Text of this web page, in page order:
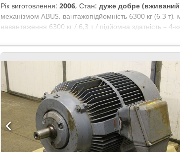
Рік виготовлення: 2006, Стан: дуже добре
механізмом ABUS, вантажопідйомність 6300 кг (6,3
навантаження 6300 кг / 6,3 т / підйомна здатність –
приблизно 30 см (регулюється на кілька см) У
приблизно 400 кг, підключення – 400В 50Гц Дуже